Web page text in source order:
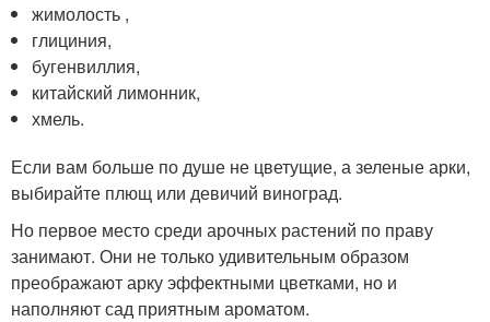
жимолость ,
глициния,
бугенвиллия,
китайский лимонник,
хмель.
Если вам больше по душе не цветущие, а зеленые арки,
выбирайте плющ или девичий виноград.
Но первое место среди арочных растений по праву
занимают. Они не только удивительным образом
преображают арку эффектными цветками, но и
наполняют сад приятным ароматом.